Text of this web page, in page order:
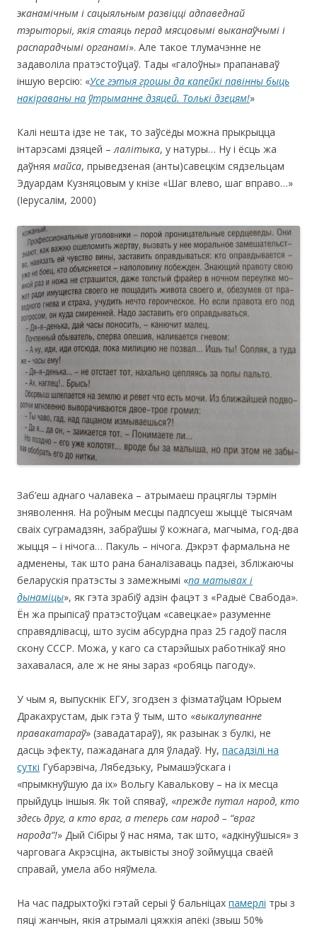
эканамічным і сацыяльным развіцці адпаведнай
тэрыторыі, якія стаяць перад мясцовымі выканаўчымі і
распарадчымі органамі». Але такое тлумачэнне не
задаволіла пратэстоўцаў. Тады «галоўны» прапанаваў
іншую версію: «Усе гэтыя грошы да капейкі павінны быць
накіраваны на ўтрыманне дзяцей. Толькі дзецям!»
Калі нешта ідзе не так, то заўсёды можна прыкрыцца
інтарэсамі дзяцей – лалітыка, у натуры… Ну і ёсць жа
даўняя майса, прыведзеная (анты)савецкім сядзельцам
Эдуардам Кузняцовым у кнізе «Шаг влево, шаг вправо…»
(Іерусалім, 2000)
Заб’еш аднаго чалавека – атрымаеш працяглы тэрмін
зняволення. На роўным месцы падпсуеш жыццё тысячам
сваіх суграмадзян, забраўшы ў кожнага, магчыма, год-два
жыцця – і нічога… Пакуль – нічога. Дэкрэт фармальна не
адменены, так што рана баналізаваць падзеі, збліжаючы
беларускія пратэсты з замежнымі «па матывах і
дынаміцы», як гэта зрабіў адзін фацэт з «Радыё Свабода».
Ён жа прыпісаў пратэстоўцам «савецкае» разуменне
справядлівасці, што зусім абсурдна праз 25 гадоў пасля
скону СССР. Можа, у каго са старэйшых работнікаў яно
захавалася, але ж не яны зараз «робяць пагоду».
У чым я, выпускнік ЕГУ, згодзен з фізматаўцам Юрыем
Дракахрустам, дык гэта ў тым, што «выкалупванне
правакатараў» (завадатараў), як разынак з булкі, не
дасць эфекту, пажаданага для ўладаў. Ну, пасадзілі на
суткі Губарэвіча, Лябедзьку, Рымашэўскага і
«прымкнуўшую да іх» Вольгу Кавалькову – на іх месца
прыйдуць іншыя. Як той спяваў, «прежде путал народ, кто
здесь друг, а кто враг, а теперь сам народ – “враг
народа”!» Дый Сібіры ў нас няма, так што, «адкінуўшыся» з
чарговага Акрэсціна, актывісты зноў зоймуцца сваёй
справай, умела або няўмела.
На час падрыхтоўкі гэтай серыі ў бальніцах памерлі тры з
пяці жанчын, якія атрымалі цяжкія апёкі (звыш 50%